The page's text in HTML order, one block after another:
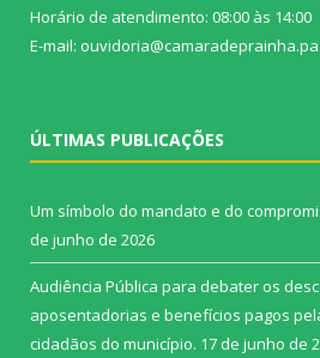
Horário de atendimento: 08:00 às 14:00
E-mail:
ÚLTIMAS PUBLICAÇÕES
Um símbolo do mandato e do
de junho de 2026
Audiência Pública para debater os
aposentadorias e benefícios pagos
cidadãos do município. 17 de junho de